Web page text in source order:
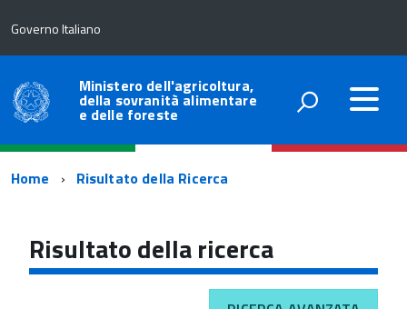
Governo Italiano
Ministero dell'agricoltura,
della sovranità alimentare
e delle foreste
Percorso
navigazione
Home Risultato della Ricerca
Risultato della ricerca